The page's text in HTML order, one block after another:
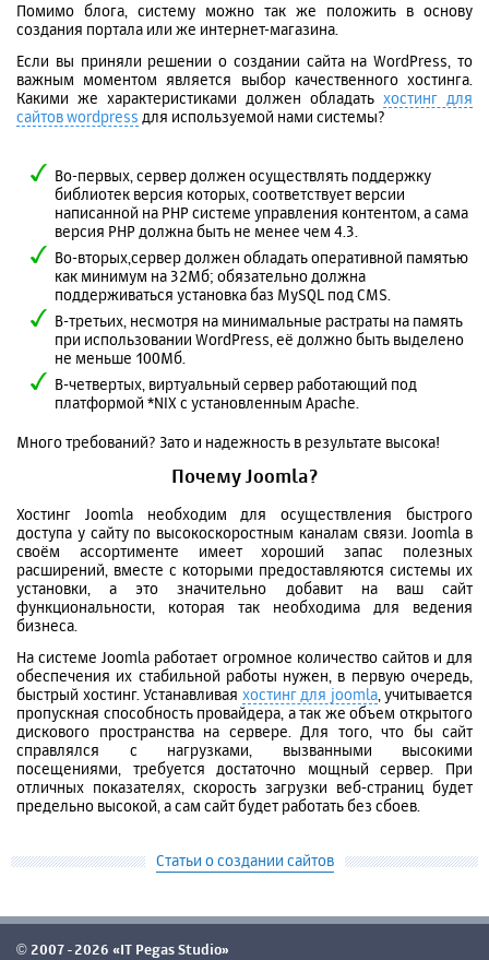
Помимо блога, систему можно так же положить в основу
создания портала или же интернет-магазина.
Если вы приняли решении о создании сайта на WordPress, то
важным моментом является выбор качественного хостинга.
Какими же характеристиками должен обладать хостинг для
сайтовwordpress для используемой нами системы?
Во-первых, сервер должен осуществлять поддержку
библиотек версия которых, соответствует версии
написанной на PHP системе управления контентом, а сама
версия PHP должна быть не менее чем 4.3.
Во-вторых,сервер должен обладать оперативной памятью
как минимум на 32Мб; обязательно должна
поддерживаться установка баз MySQL под CMS.
В-третьих, несмотря на минимальные растраты на память
при использовании WordPress, её должно быть выделено
не меньше 100Мб.
В-четвертых, виртуальный сервер работающий под
платформой *NIX с установленным Apache.
Много требований? Зато и надежность в результате высока!
Почему Joomla?
Хостинг Joomla необходим для осуществления быстрого
доступа у сайту по высокоскоростным каналам связи. Joomla в
своём ассортименте имеет хороший запас полезных
расширений, вместе с которыми предоставляются системы их
установки, а это значительно добавит на ваш сайт
функциональности, которая так необходима для ведения
бизнеса.
На системе Joomla работает огромное количество сайтов и для
обеспечения их стабильной работы нужен, в первую очередь,
быстрый хостинг. Устанавливая хостинг для joomla, учитывается
пропускная способность провайдера, а так же объем открытого
дискового пространства на сервере. Для того, что бы сайт
справлялся с нагрузками, вызванными высокими
посещениями, требуется достаточно мощный сервер. При
отличных показателях, скорость загрузки веб-страниц будет
предельно высокой, а сам сайт будет работать без сбоев.
Статьи о создании сайтов
© 2007-2026 «IT Pegas Studio»